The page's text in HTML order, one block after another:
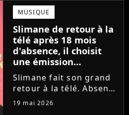
moments forts, Amel
Bent, Tayc, Lara Fabian
et Florent Pagny ont
désigné...
MUSIQUE
Slimane de retour à la
télé après 18 mois
d'absence, il choisit
une émission
symbolique
Slimane fait son grand
retour à la télé. Absent
des écrans et des ondes
19 mai 2026